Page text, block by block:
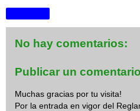
No hay comentarios:
Publicar un comentario
Muchas gracias por tu visita!
Por la entrada en vigor del